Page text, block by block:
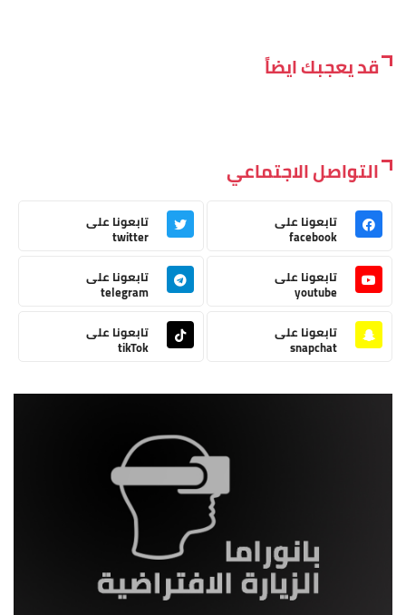
قد يعجبك ايضاً
التواصل الاجتماعي
تابعونا على
facebook
تابعونا على
twitter
تابعونا على
youtube
تابعونا على
telegram
تابعونا على
snapchat
تابعونا على
tikTok